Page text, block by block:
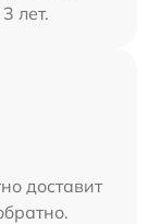
лет.
доставит